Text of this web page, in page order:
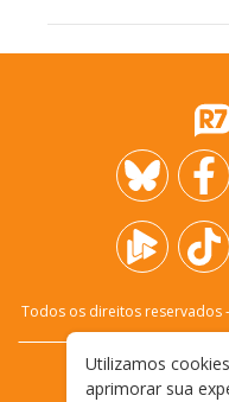
Todos os direitos reservados
Utilizamos
aprimorar sua